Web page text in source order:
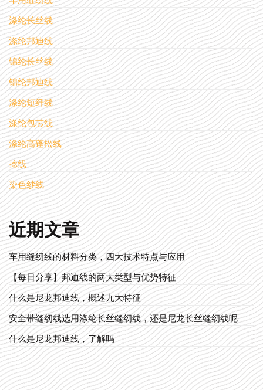
涤纶长丝线
涤纶邦迪线
锦纶长丝线
锦纶邦迪线
涤纶短纤线
涤纶包芯线
涤纶高蓬松线
捻线
染色纱线
近期文章
车用缝纫线的材料分类，四大技术特点与应用
【每日分享】邦迪线的两大类型与优势特征
什么是尼龙邦迪线，概述九大特征
安全带缝纫线选用涤纶长丝缝纫线，还是尼龙长丝缝纫线呢
什么是尼龙邦迪线，了解吗